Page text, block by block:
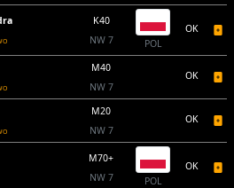
K40
NW 7
POL
OK
M40
NW 7
OK
M20
NW 7
OK
M70+
NW 7
POL
OK